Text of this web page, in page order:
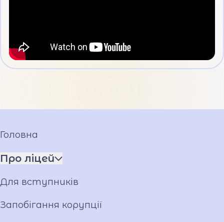
Головна
Про ліцей
Установчі документи
Мова освітнього процесу
Для вступників
Запобігання корупції